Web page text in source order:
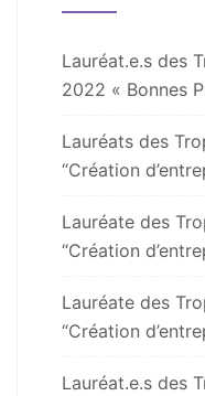
Lauréat.e.s des
2022 « Bonnes
Lauréats des
“Création
Lauréate des
“Création
Lauréate des
“Création
Lauréat.e.s des